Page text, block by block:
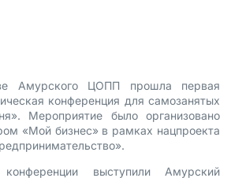
Амурского ЦОПП прошла первая
конференция для самозанятых
Мероприятие было организовано
«Мой бизнес» в рамках нацпроекта
конференции выступили Амурский